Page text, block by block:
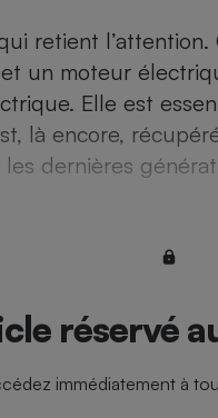
retient l’attention.
un moteur
Elle est
là encore,
dernières
réservé
immédiatement à
Complément
alimentaire
bouteille
Assurance emprunteur
Petit électroménager -
Lave-linge
Téléviseur
Mutuelle
Antimoustique